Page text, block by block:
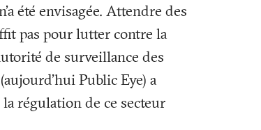
été envisagée. Attendre des
pas pour lutter contre la
de surveillance des
Public Eye) a
régulation de ce secteur